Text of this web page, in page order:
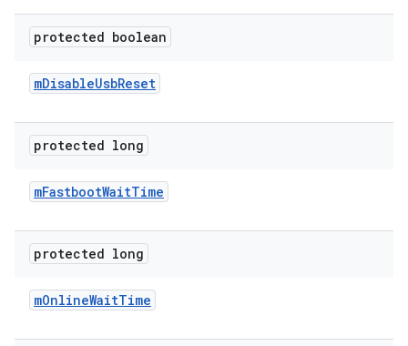
protected boolean
mDisableUsbReset
protected long
mFastbootWaitTime
protected long
mOnlineWaitTime